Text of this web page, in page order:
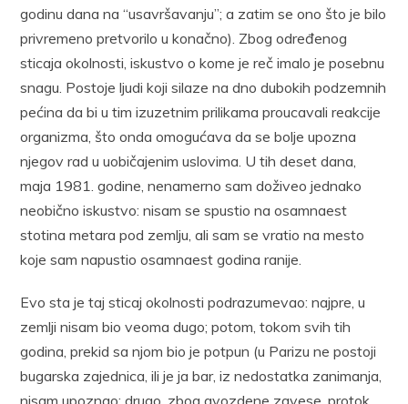
godinu dana na “usavršavanju”; a zatim se ono što je bilo
privremeno pretvorilo u konačno). Zbog određenog
sticaja okolnosti, iskustvo o kome je reč imalo je posebnu
snagu. Postoje ljudi koji silaze na dno dubokih podzemnih
pećina da bi u tim izuzetnim prilikama proucavali reakcije
organizma, što onda omogućava da se bolje upozna
njegov rad u uobičajenim uslovima. U tih deset dana,
maja 1981. godine, nenamerno sam doživeo jednako
neobično iskustvo: nisam se spustio na osamnaest
stotina metara pod zemlju, ali sam se vratio na mesto
koje sam napustio osamnaest godina ranije.
Evo sta je taj sticaj okolnosti podrazumevao: najpre, u
zemlji nisam bio veoma dugo; potom, tokom svih tih
godina, prekid sa njom bio je potpun (u Parizu ne postoji
bugarska zajednica, ili je ja bar, iz nedostatka zanimanja,
nisam upoznao; drugo, zbog gvozdene zavese, protok